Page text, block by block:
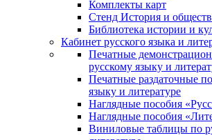
Комплекты карт
Стенд История и
Библиотека истории и
Кабинет русского языка и
Печатные
русскому языку и
Печатные раздаточные
языку и литературе
Наглядные пособия
Наглядные пособия
Виниловые таблицы по